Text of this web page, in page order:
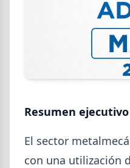
Paritaria UOM
acuerdo, siguen
Resumen ejecutivo
El sector
con una utilización